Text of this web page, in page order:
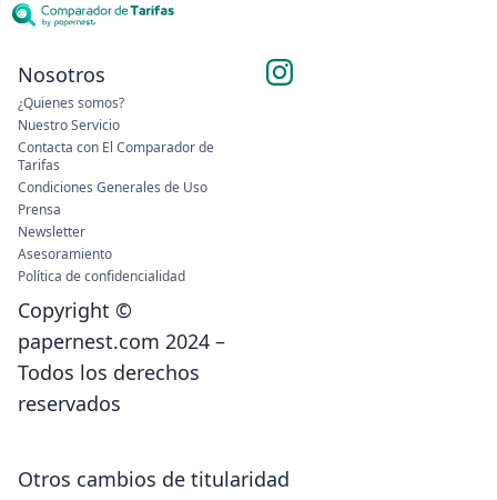
Otros cambios de titularidad
Nosotros
¿Quienes somos?
Nuestro Servicio
Contacta con El Comparador de
Tarifas
Condiciones Generales de Uso
Prensa
Newsletter
Asesoramiento
Política de confidencialidad
Copyright ©
papernest.com 2024 –
Todos los derechos
reservados